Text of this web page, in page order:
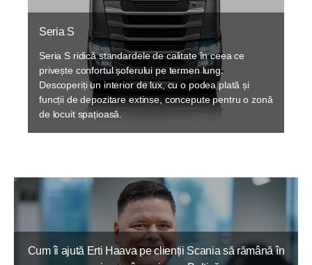
Seria S
Seria S ridică standardele de calitate în ceea ce
privește confortul șoferului pe termen lung.
Descoperiți un interior de lux, cu o podea plată și
funcții de depozitare extinse, concepute pentru o zonă
de locuit spațioasă.
Cum îi ajută Erti Haava pe clienții Scania să rămână în